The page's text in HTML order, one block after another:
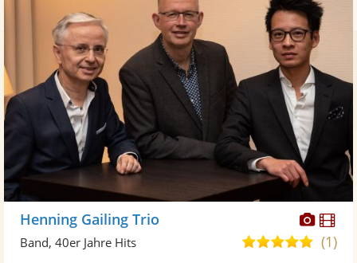
Henning Gailing Trio
5,0(1)
Band, 40er Jahre Hits